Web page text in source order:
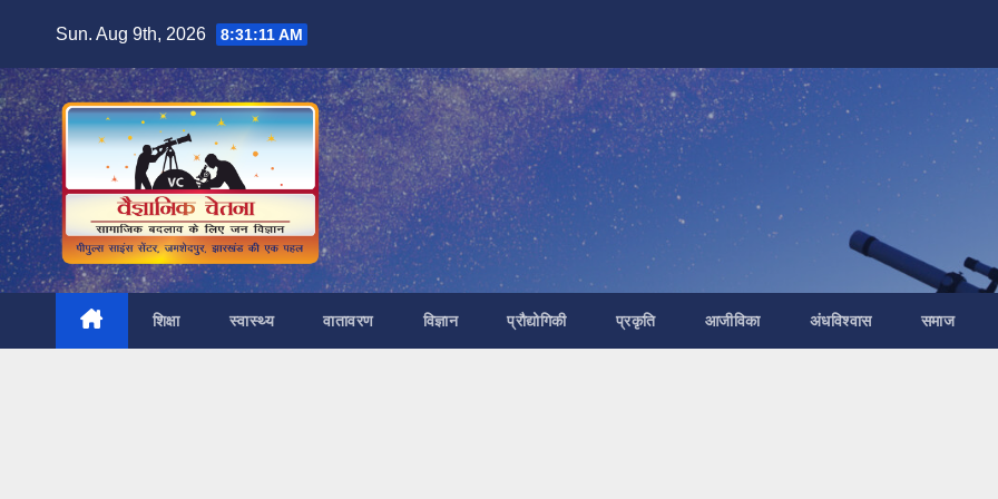
content
Sun. Aug 9th, 2026 8:31:12 AM
शिक्षा स्वास्थ्य वातावरण विज्ञान प्रौद्योगिकी प्रकृति आजीविका अंधविश्वास समाज